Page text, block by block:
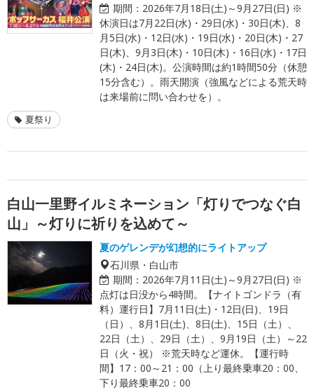
期間： 2026年7月18日(土)～9月27日(日) ※
休演日は7月22日(水)・29日(水)・30日(木)、8
月5日(水)・12日(水)・19日(水)・20日(木)・27
日(木)、9月3日(木)・10日(木)・16日(水)・17日
(木)・24日(木)。公演時間は約1時間50分（休憩
15分含む）。雨天開演（強風などによる荒天時
は来場前に問い合わせを）。
夏祭り
白山一里野イルミネーション「灯りでつなぐ白
山」～灯りに祈りを込めて～
夏のゲレンデが幻想的にライトアップ
石川県・白山市
期間： 2026年7月11日(土)～9月27日(日) ※
点灯は日没から4時間。【ナイトゴンドラ（有
料）運行日】7月11日(土)・12日(日)、19日
（日）、8月1日(土)、8日(土)、15日（土）、
22日（土）、29日（土）、9月19日（土）～22
日（火・祝） ※荒天時など運休。【運行時
間】17：00～21：00（上り最終乗車20：00、
下り最終乗車20：00